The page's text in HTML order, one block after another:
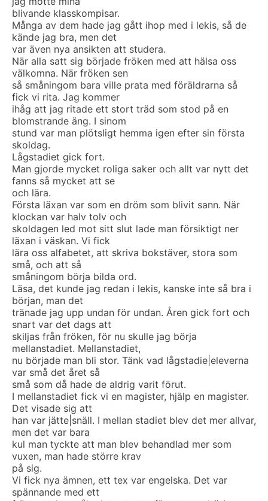
blivande klasskompisar.
Många av dem hade jag gått ihop med i lekis, så de
kände jag bra, men det
var även nya ansikten att studera.
När alla satt sig började fröken med att hälsa oss
välkomna. När fröken sen
så småningom bara ville prata med föräldrarna så
fick vi rita. Jag kommer
ihåg att jag ritade ett stort träd som stod på en
blomstrande äng. I sinom
stund var man plötsligt hemma igen efter sin första
skoldag.
Lågstadiet gick fort.
Man gjorde mycket roliga saker och allt var nytt det
fanns så mycket att se
och lära.
Första läxan var som en dröm som blivit sann. När
klockan var halv tolv och
skoldagen led mot sitt slut lade man försiktigt ner
läxan i väskan. Vi fick
lära oss alfabetet, att skriva bokstäver, stora som
små, och att så
småningom börja bilda ord.
Läsa, det kunde jag redan i lekis, kanske inte så bra i
början, man det
tränade jag upp undan för undan. Åren gick fort och
snart var det dags att
skiljas från fröken, för nu skulle jag börja
mellanstadiet. Mellanstadiet,
nu började man bli stor. Tänk vad lågstadie|eleverna
var små det året så
små som då hade de aldrig varit förut.
I mellanstadiet fick vi en magister, hjälp en magister.
Det visade sig att
han var jätte|snäll. I mellan stadiet blev det mer allvar,
men det var bara
kul man tyckte att man blev behandlad mer som
vuxen, man hade större krav
på sig.
Vi fick nya ämnen, ett tex var engelska. Det var
spännande med ett